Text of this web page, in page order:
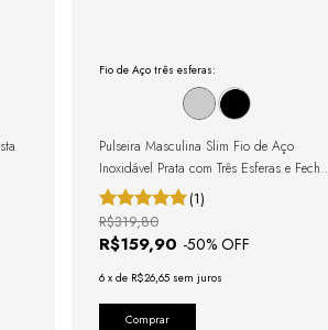
Fio de Aço três esferas:
Pulseira Masculina Slim Fio de Aço
Inoxidável Prata com Três Esferas e Fecho
Magnético
(1)
R$159,90 -50% OFF
R$319,80
6 x de R$26,65 sem juros
Comprar